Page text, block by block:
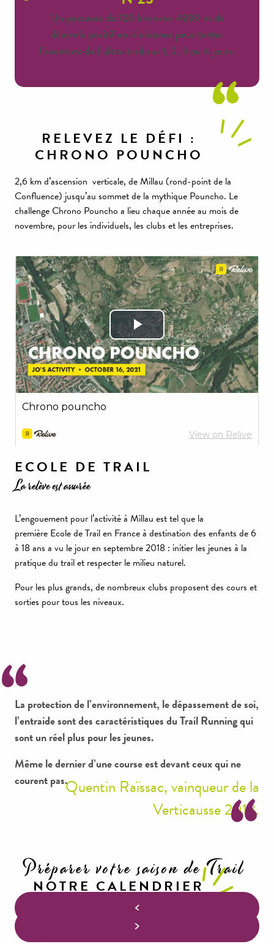
Un parcours de 120 km avec 4280 m de
dénivelé positif en itinérance pour tenter
l’aventure de l’ultra-trail sur 1, 2, 3 ou 4 jours.
RELEVEZ LE DÉFI :
CHRONO POUNCHO
2,6 km d’ascension verticale, de Millau (rond-point de la
Confluence) jusqu’au sommet de la mythique Pouncho. Le
challenge Chrono Pouncho a lieu chaque année au mois de
novembre, pour les individuels, les clubs et les entreprises.
ECOLE DE TRAIL
La relève est assurée
L’engouement pour l’activité à Millau est tel que la
première Ecole de Trail en France à destination des enfants de 6
à 18 ans a vu le jour en septembre 2018 : initier les jeunes à la
pratique du trail et respecter le milieu naturel.
Pour les plus grands, de nombreux clubs proposent des cours et
sorties pour tous les niveaux.
La protection de l’environnement, le dépassement de soi,
l’entraide sont des caractéristiques du Trail Running qui
sont un réel plus pour les jeunes.
Même le dernier d’une course est devant ceux qui ne
courent pas.Quentin Raïssac, vainqueur de la
Verticausse 2018.
Préparer votre saison de Trail
NOTRE CALENDRIER